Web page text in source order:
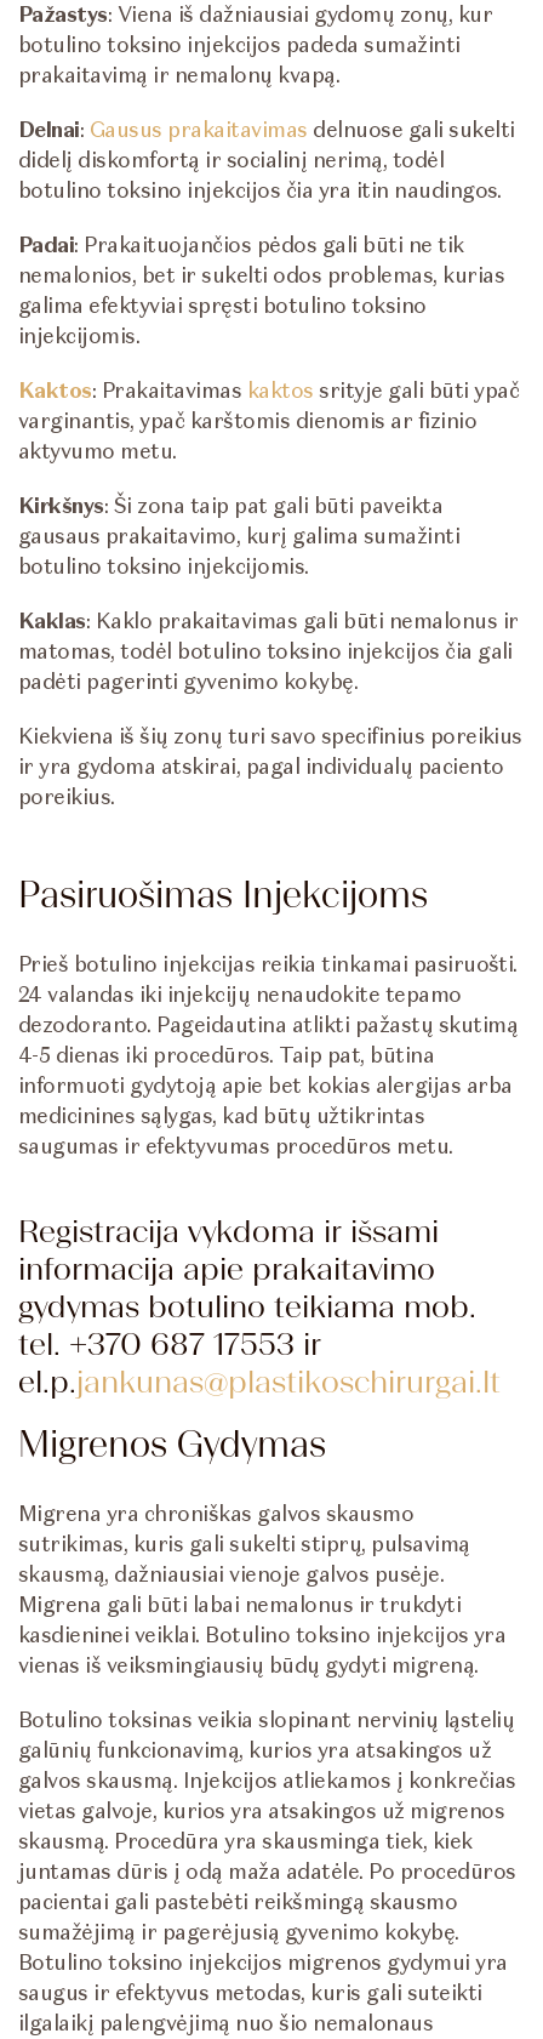
Pažastys: Viena iš dažniausiai gydomų zonų, kur
botulino toksino injekcijos padeda sumažinti
prakaitavimą ir nemalonų kvapą.
Delnai: Gausus prakaitavimas delnuose gali sukelti
didelį diskomfortą ir socialinį nerimą, todėl
botulino toksino injekcijos čia yra itin naudingos.
Padai: Prakaituojančios pėdos gali būti ne tik
nemalonios, bet ir sukelti odos problemas, kurias
galima efektyviai spręsti botulino toksino
injekcijomis.
Kaktos: Prakaitavimas kaktos srityje gali būti ypač
varginantis, ypač karštomis dienomis ar fizinio
aktyvumo metu.
Kirkšnys: Ši zona taip pat gali būti paveikta
gausaus prakaitavimo, kurį galima sumažinti
botulino toksino injekcijomis.
Kaklas: Kaklo prakaitavimas gali būti nemalonus ir
matomas, todėl botulino toksino injekcijos čia gali
padėti pagerinti gyvenimo kokybę.
Kiekviena iš šių zonų turi savo specifinius poreikius
ir yra gydoma atskirai, pagal individualų paciento
poreikius.
Pasiruošimas Injekcijoms
Prieš botulino injekcijas reikia tinkamai pasiruošti.
24 valandas iki injekcijų nenaudokite tepamo
dezodoranto. Pageidautina atlikti pažastų skutimą
4-5 dienas iki procedūros. Taip pat, būtina
informuoti gydytoją apie bet kokias alergijas arba
medicinines sąlygas, kad būtų užtikrintas
saugumas ir efektyvumas procedūros metu.
Registracija vykdoma ir išsami
informacija apie prakaitavimo
gydymas botulino teikiama mob.
tel. +370 687 17553 ir
el.p.jankunas@plastikoschirurgai.lt
Migrenos Gydymas
Migrena yra chroniškas galvos skausmo
sutrikimas, kuris gali sukelti stiprų, pulsavimą
skausmą, dažniausiai vienoje galvos pusėje.
Migrena gali būti labai nemalonus ir trukdyti
kasdieninei veiklai. Botulino toksino injekcijos yra
vienas iš veiksmingiausių būdų gydyti migreną.
Botulino toksinas veikia slopinant nervinių ląstelių
galūnių funkcionavimą, kurios yra atsakingos už
galvos skausmą. Injekcijos atliekamos į konkrečias
vietas galvoje, kurios yra atsakingos už migrenos
skausmą. Procedūra yra skausminga tiek, kiek
juntamas dūris į odą maža adatėle. Po procedūros
pacientai gali pastebėti reikšmingą skausmo
sumažėjimą ir pagerėjusią gyvenimo kokybę.
Botulino toksino injekcijos migrenos gydymui yra
saugus ir efektyvus metodas, kuris gali suteikti
ilgalaikį palengvėjimą nuo šio nemalonaus